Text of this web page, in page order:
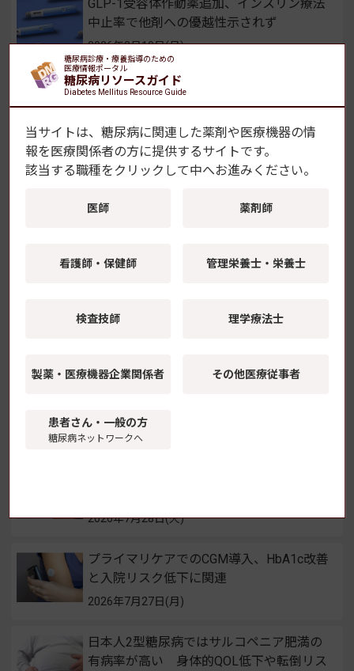
GLP-1受容体作動薬追加、インスリン療法
中止率で他剤への優越性示されず
2026年8月10日(月)
ヒトiPS細胞でヒト心不全モデルを再現
SGLT2阻害薬による心機能改善の機序を解
明 藤田医科大学ら
2026年8月6日(木)
床下部後核に局在することを解明 順天堂
サー取り外しが不要に
継続的薬学管理のための災害対応の手引き
2026年7月30日(木)
2026年7月28日(火)
プライマリケアでのCGM導入、HbA1c改善
と入院リスク低下に関連
2026年7月27日(月)
日本人2型糖尿病ではサルコペニア肥満の
有病率が高い 身体的QOL低下や転倒リス
糖尿病診療・療養指導のための
医療情報ポータル
糖尿病リソースガイド
Diabetes Mellitus Resource Guide
当サイトは、糖尿病に関連した薬剤や医療機器の情
報を医療関係者の方に提供するサイトです。
該当する職種をクリックして中へお進みください。
医師 薬剤師
看護師・保健師 管理栄養士・栄養士
検査技師 理学療法士
製薬・医療機器企業関係者 その他医療従事者
患者さん・一般の方
糖尿病ネットワークへ